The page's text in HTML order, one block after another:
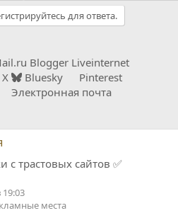
для ответа.
Blogger Liveinternet
X Bluesky
Pinterest
Электронная почта
с трастовых сайтов ✅
места